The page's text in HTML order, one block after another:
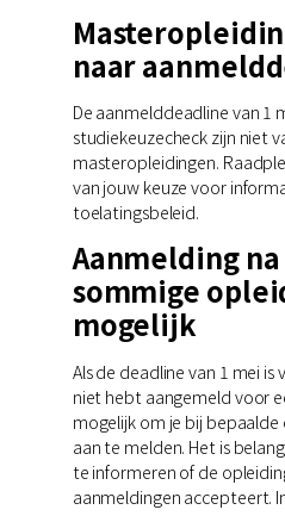
naar
De aanmelddeadline van 1
studiekeuzecheck zijn niet
masteropleidingen.
van jouw keuze voor
toelatingsbeleid.
Aanmelding
sommige
mogelijk
Als de deadline van 1 mei is
niet hebt aangemeld voor
mogelijk om je bij
aan te melden. Het is
te informeren of de
aanmeldingen accepteert.